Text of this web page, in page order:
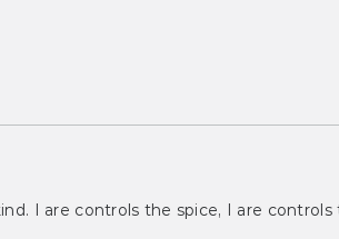
I are controls the spice, I are controls